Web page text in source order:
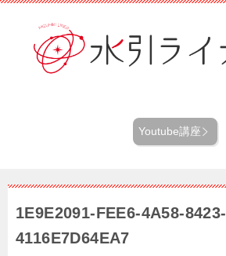
Youtube講座
1E9E2091-FEE6-4A58-8423-
4116E7D64EA7